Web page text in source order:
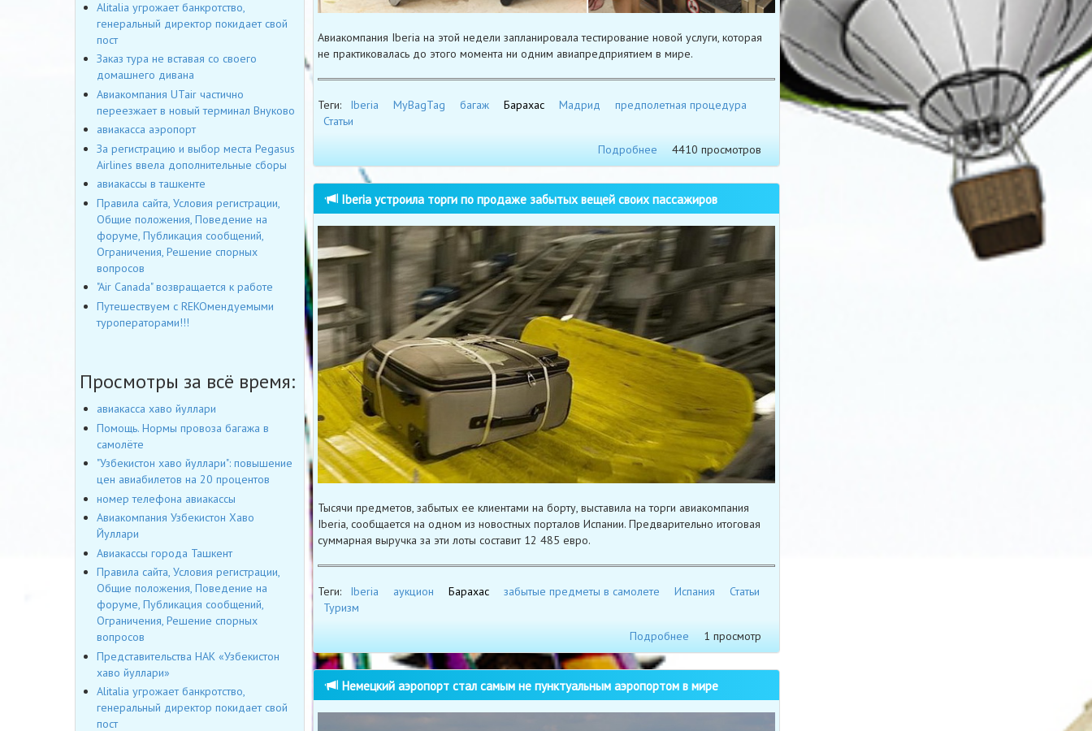
Авиакомпания Iberia на этой недели запланировала тестирование новой услуги, которая
не практиковалась до этого момента ни одним авиапредприятием в мире.
Теги: Iberia MyBagTag багаж Барахас Мадрид
предполетная процедура
Статьи
Подробнее
4410 просмотров
Iberia устроила торги по продаже забытых вещей своих пассажиров
Тысячи предметов, забытых ее клиентами на борту, выставила на торги авиакомпания
Iberia, сообщается на одном из новостных порталов Испании. Предварительно итоговая
суммарная выручка за эти лоты составит 12 485 евро.
Теги: Iberia аукцион Барахас забытые предметы в самолете Испания
Статьи
Туризм
Подробнее
1 просмотр
Немецкий аэропорт стал самым не пунктуальным аэропортом в мире
Alitalia угрожает банкротство,
генеральный директор покидает свой
пост
Заказ тура не вставая со своего
домашнего дивана
Авиакомпания UTair частично
переезжает в новый терминал Внуково
авиакасса аэропорт
За регистрацию и выбор места Pegasus
Airlines ввела дополнительные сборы
авиакассы в ташкенте
Правила сайта, Условия регистрации,
Общие положения, Поведение на
форуме, Публикация сообщений,
Ограничения, Решение спорных
вопросов
"Air Canada" возвращается к работе
Путешествуем с REKOмендуемыми
туроператорами!!!
Просмотры за всё время:
авиакасса хаво йуллари
Помощь. Нормы провоза багажа в
самолёте
"Узбекистон хаво йуллари": повышение
цен авиабилетов на 20 процентов
номер телефона авиакассы
Авиакомпания Узбекистон Хаво
Йуллари
Авиакассы города Ташкент
Правила сайта, Условия регистрации,
Общие положения, Поведение на
форуме, Публикация сообщений,
Ограничения, Решение спорных
вопросов
Представительства НАК «Узбекистон
хаво йуллари»
Alitalia угрожает банкротство,
генеральный директор покидает свой
пост